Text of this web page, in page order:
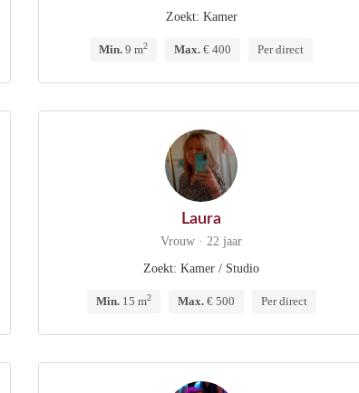
Zoekt: Kamer
Min. 9 m2 Max. € 400 Per direct
Laura
Vrouw · 22 jaar
Zoekt: Kamer / Studio
Min.15 m2 Max.€ 500 Per direct